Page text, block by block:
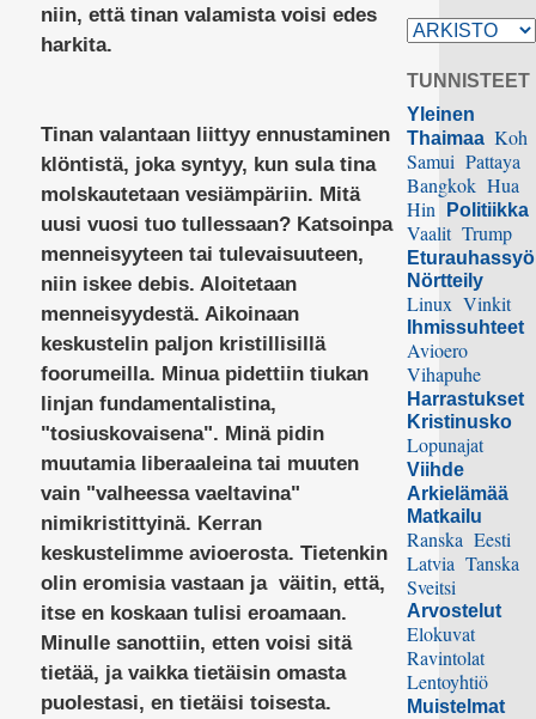
niin, että tinan valamista voisi edes
harkita.
Tinan valantaan liittyy ennustaminen
klöntistä, joka syntyy, kun sula tina
molskautetaan vesiämpäriin. Mitä
uusi vuosi tuo tullessaan? Katsoinpa
menneisyyteen tai tulevaisuuteen,
niin iskee debis. Aloitetaan
menneisyydestä. Aikoinaan
keskustelin paljon kristillisillä
foorumeilla. Minua pidettiin tiukan
linjan fundamentalistina,
"tosiuskovaisena". Minä pidin
muutamia liberaaleina tai muuten
vain "valheessa vaeltavina"
nimikristittyinä. Kerran
keskustelimme avioerosta. Tietenkin
olin eromisia vastaan ja väitin, että,
itse en koskaan tulisi eroamaan.
Minulle sanottiin, etten voisi sitä
tietää, ja vaikka tietäisin omasta
puolestasi, en tietäisi toisesta.
TUNNISTEET
Yleinen
Thaimaa Koh
Samui Pattaya
Bangkok Hua
Hin
Politiikka
Vaalit Trump
Nörtteily
Linux Vinkit
Ihmissuhteet
Avioero
Vihapuhe
Harrastukset
Kristinusko
Lopunajat
Viihde
Arkielämää
Matkailu
Ranska Eesti
Latvia Tanska
Sveitsi
Arvostelut
Elokuvat
Ravintolat
Lentoyhtiö
Muistelmat